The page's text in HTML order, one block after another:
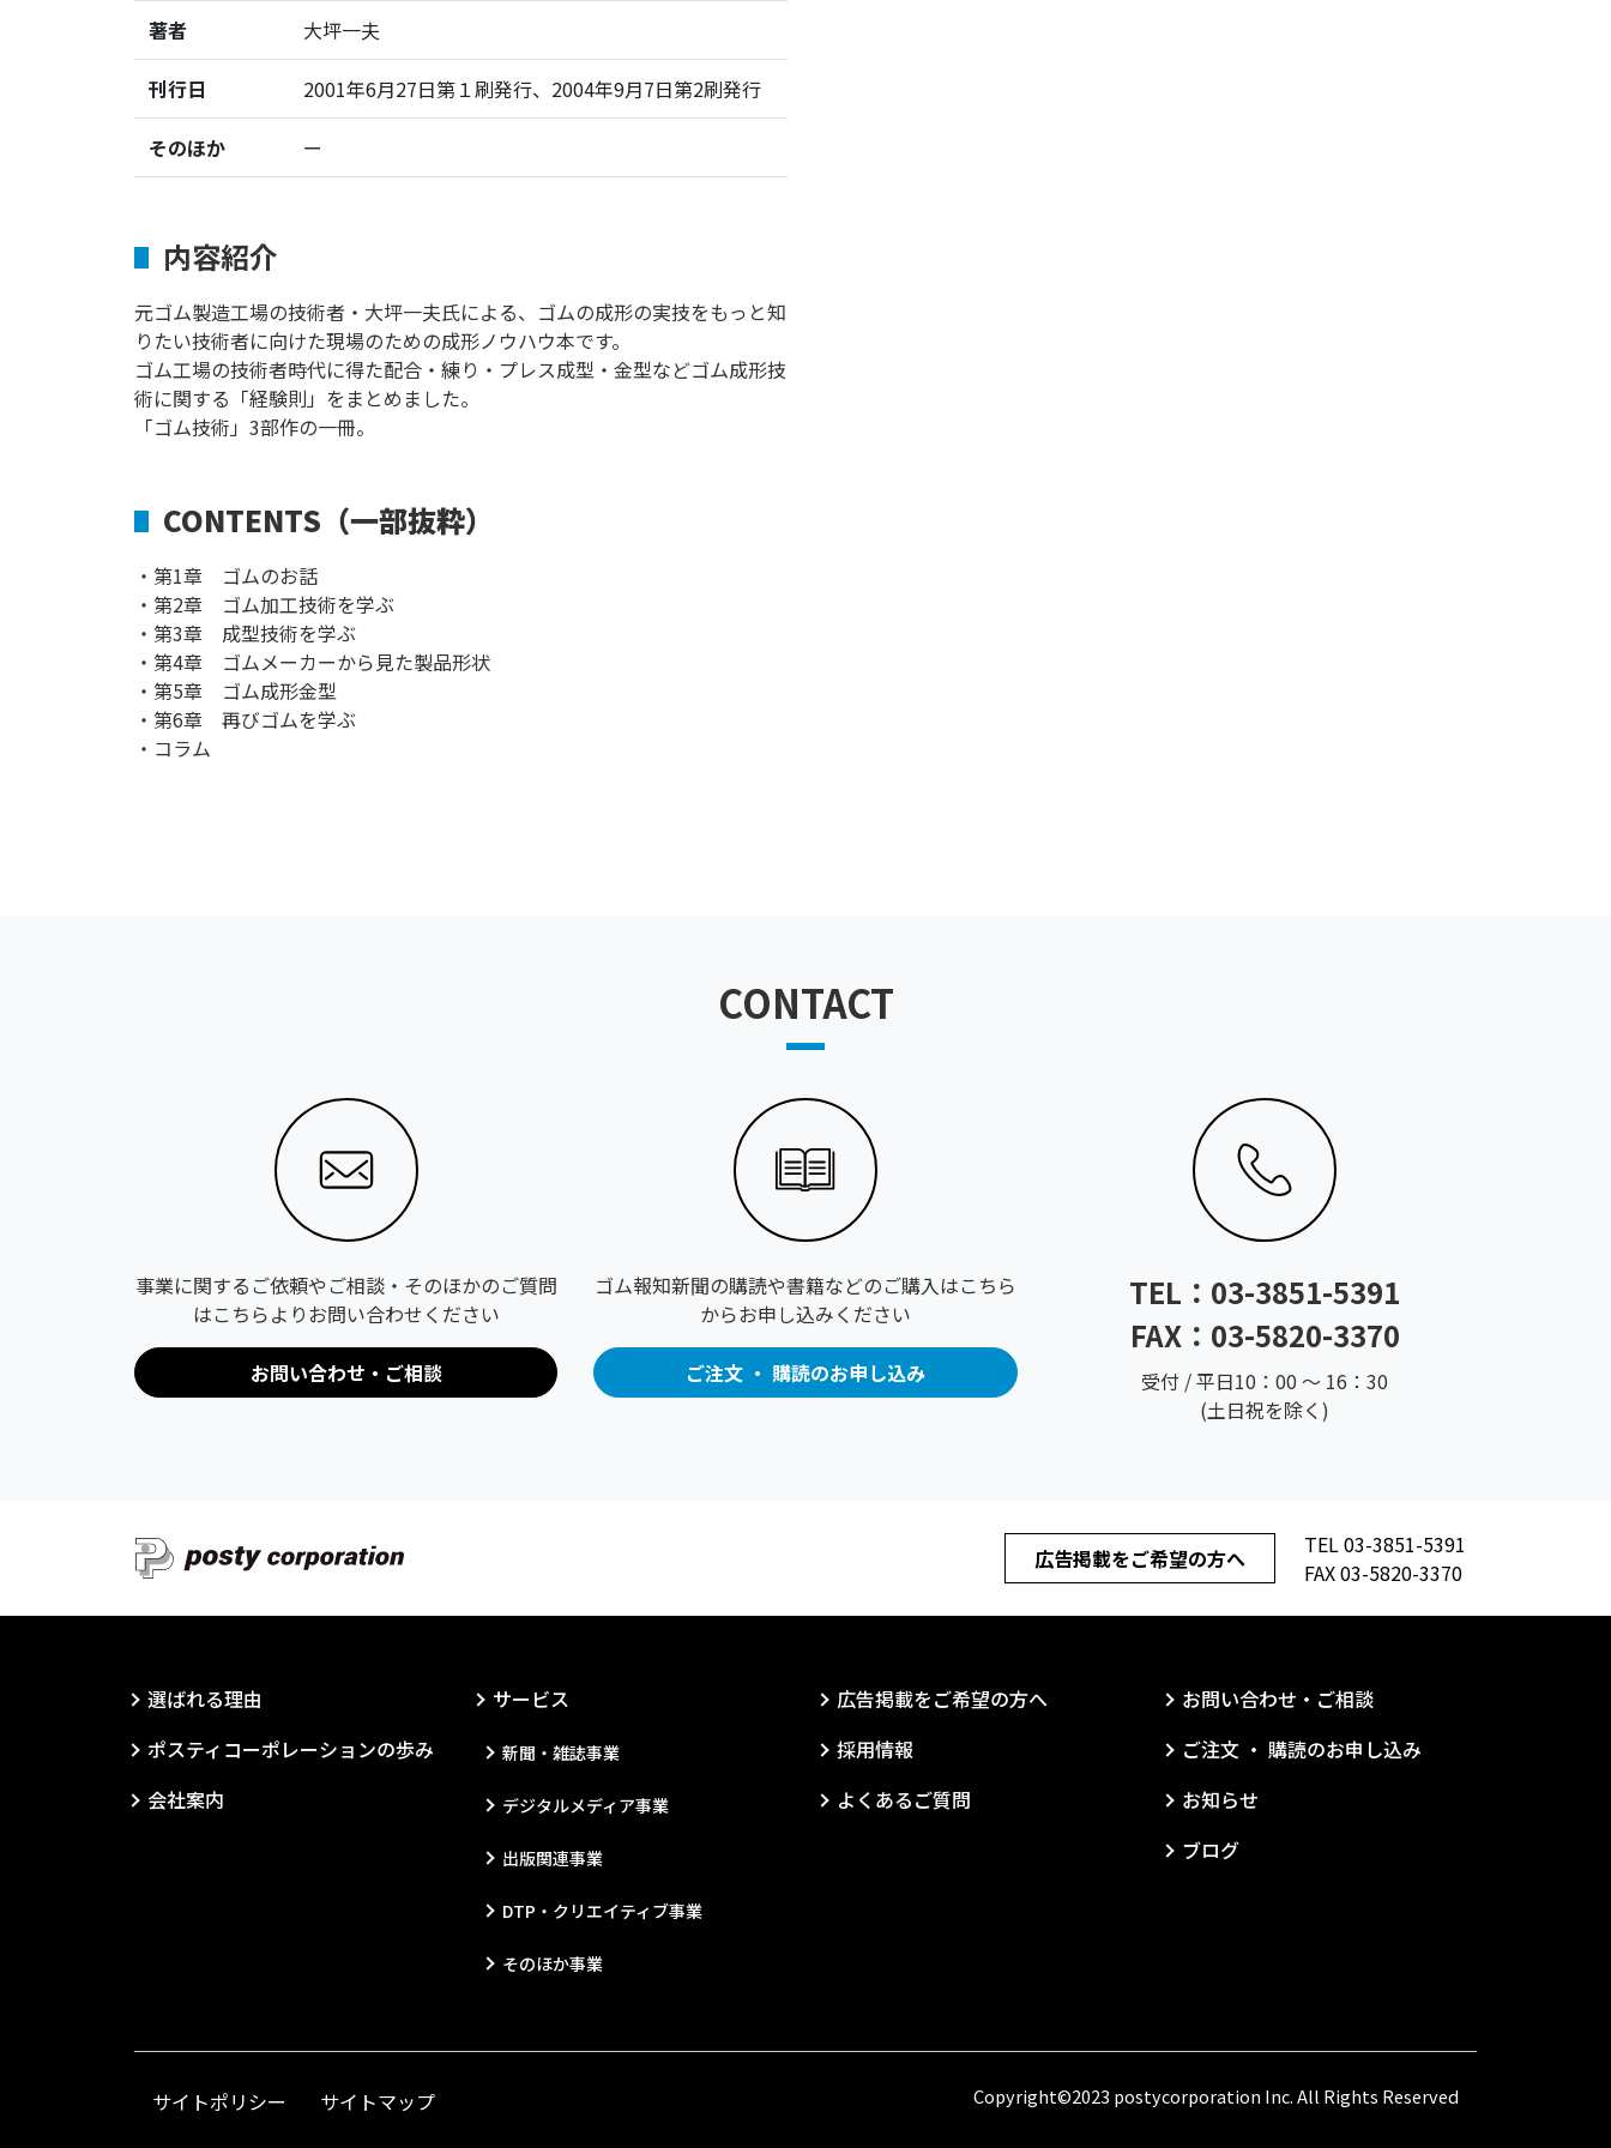
著者 大坪一夫
刊行日 2001年6月27日第１刷発行、2004年9月7日第2刷発行
そのほか ー
内容紹介
元ゴム製造工場の技術者・大坪一夫氏による、ゴムの成形の実技をもっと知
りたい技術者に向けた現場のための成形ノウハウ本です。
ゴム工場の技術者時代に得た配合・練り・プレス成型・金型などゴム成形技
術に関する「経験則」をまとめました。
「ゴム技術」3部作の一冊。
CONTENTS（一部抜粋）
・第1章 ゴムのお話
・第2章 ゴム加工技術を学ぶ
・第3章 成型技術を学ぶ
・第4章 ゴムメーカーから見た製品形状
・第5章 ゴム成形金型
・第6章 再びゴムを学ぶ
・コラム
CONTACT
事業に関するご依頼やご相談・そのほかのご質問
はこちらよりお問い合わせください
お問い合わせ・ご相談
ゴム報知新聞の購読や書籍などのご購入はこちら
からお申し込みください
ご注文 ・ 購読のお申し込み
TEL： 03-3851-5391
FAX：03-5820-3370
受付 / 平日10：00 ～ 16：30
(土日祝を除く)
広告掲載をご希望の方へ TEL03-3851-5391
FAX 03-5820-3370
選ばれる理由
ポスティコーポレーションの歩み
会社案内
サービス
新聞・雑誌事業
デジタルメディア事業
出版関連事業
DTP・クリエイティブ事業
そのほか事業
広告掲載をご希望の方へ
採用情報
よくあるご質問
お問い合わせ・ご相談
ご注文 ・ 購読のお申し込み
お知らせ
ブログ
サイトポリシー サイトマップ Copyright©2023 postycorporation Inc. All Rights Reserved